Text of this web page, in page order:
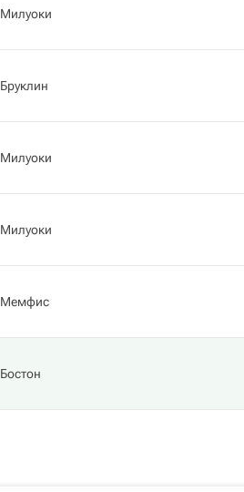
Милуоки
Бруклин
Милуоки
Милуоки
Мемфис
Бостон